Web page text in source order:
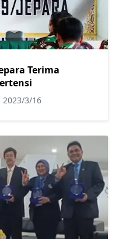
Terima
2023/3/16